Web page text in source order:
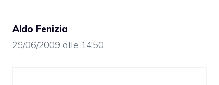
Aldo Fenizia
29/06/2009 alle 14:50